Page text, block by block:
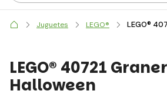
Juguetes LEGO® LEGO®
LEGO® 40721
Halloween